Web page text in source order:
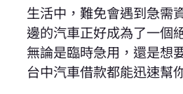
生活中，難免會遇到急需
邊的汽車正好成為了一個
無論是臨時急用，還是想
台中汽車借款都能迅速幫